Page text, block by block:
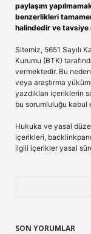
paylaşım
benzerlikleri
halindedir ve tavsiye
Sitemiz, 5651 Sayılı
Kurumu (BTK)
vermektedir. Bu
veya araştırma
yazdıkları içeriklerin
bu sorumluluğu kabul
Hukuka ve yasal
içerikleri,
ilgili içerikler yasal
SON YORUMLAR